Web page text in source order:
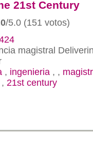
21st Century
/5.0 (151 votos)
magistral
, ingenieria , ,
, 21st century